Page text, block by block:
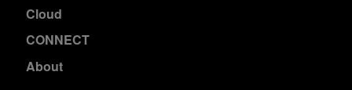
Cloud
CONNECT
About